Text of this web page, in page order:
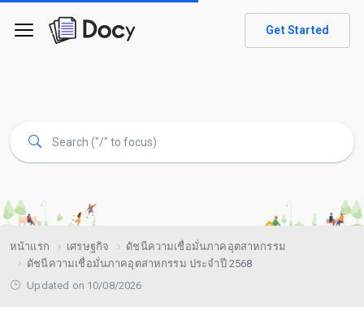
Get Started
หน้าแรก เศรษฐกิจ
ดัชนีความเชื่อมั่นภาคอุตสาหกรรม
ดัชนีความเชื่อมั่นภาคอุตสาหกรรม ประจำปี 2568
Updated on 10/08/2026